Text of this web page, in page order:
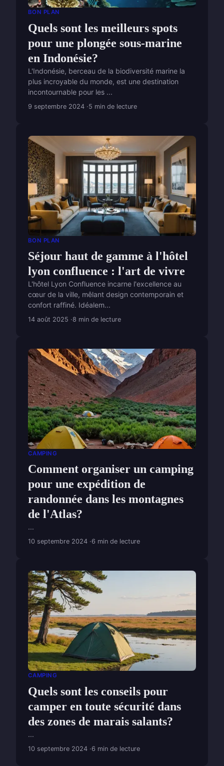
BON PLAN
Quels sont les meilleurs spots
pour une plongée sous-marine
en Indonésie?
L'Indonésie, berceau de la biodiversité marine la
plus incroyable du monde, est une destination
incontournable pour les ...
9 septembre 2024 5 min de lecture
BON PLAN
Séjour haut de gamme à l'hôtel
lyon confluence : l'art de vivre
L'hôtel Lyon Confluence incarne l'excellence au
cœur de la ville, mêlant design contemporain et
confort raffiné. Idéalem...
14 août 2025 8 min de lecture
CAMPING
Comment organiser un camping
pour une expédition de
randonnée dans les montagnes
de l'Atlas?
...
10 septembre 2024 6 min de lecture
CAMPING
Quels sont les conseils pour
camper en toute sécurité dans
des zones de marais salants?
...
10 septembre 2024 6 min de lecture